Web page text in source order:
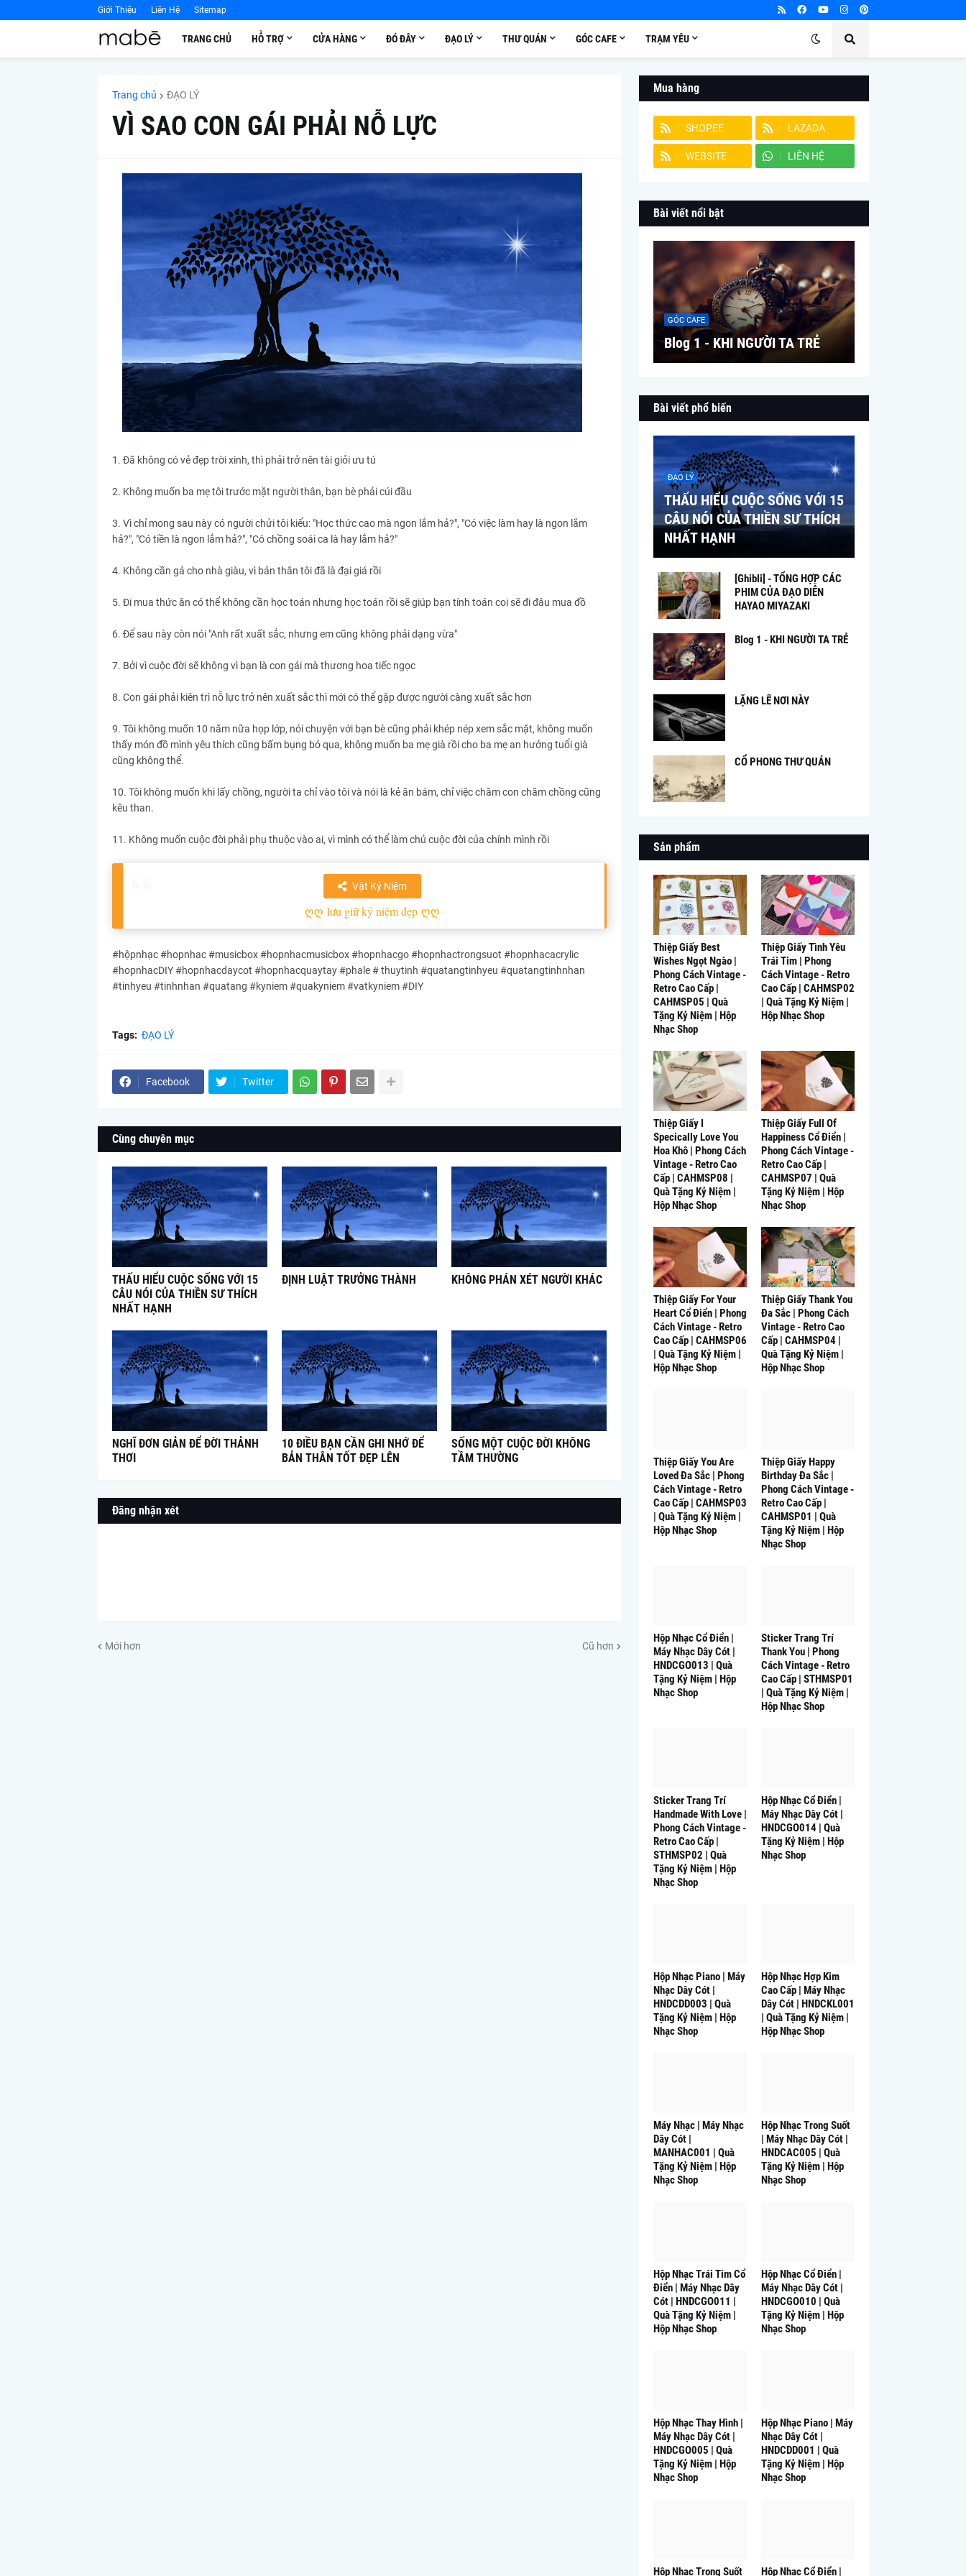
Giới Thiệu Liên Hệ Sitemap
TRANG CHỦ HỖ TRỢ CỬA HÀNG ĐÓ ĐÂY ĐẠO LÝ THƯ QUÁN GÓC CAFE TRẠM YÊU
Trang chủ ĐẠO LÝ
VÌ SAO CON GÁI PHẢI NỖ LỰC
1. Đã không có vẻ đẹp trời xinh, thì phải trở nên tài giỏi ưu tú
2. Không muốn ba mẹ tôi trước mặt người thân, bạn bè phải cúi đầu
3. Vì chỉ mong sau này có người chửi tôi kiểu: "Học thức cao mà ngon lắm hả?", "Có việc làm hay là ngon lắm
hả?", "Có tiền là ngon lắm hả?", "Có chồng soái ca là hay lắm hả?"
4. Không cần gả cho nhà giàu, vì bản thân tôi đã là đại giá rồi
5. Đi mua thức ăn có thể không cần học toán nhưng học toán rồi sẽ giúp bạn tính toán coi sẽ đi đâu mua đồ
6. Để sau này còn nói "Anh rất xuất sắc, nhưng em cũng không phải dạng vừa"
7. Bởi vì cuộc đời sẽ không vì bạn là con gái mà thương hoa tiếc ngọc
8. Con gái phải kiên trì nỗ lực trở nên xuất sắc thì mới có thể gặp được người càng xuất sắc hơn
9. Tôi không muốn 10 năm nữa họp lớp, nói chuyện với bạn bè cũng phải khép nép xem sắc mặt, không muốn
thấy món đồ mình yêu thích cũng bấm bụng bỏ qua, không muốn ba mẹ già rồi cho ba mẹ an hưởng tuổi già
cũng không thể.
10. Tôi không muốn khi lấy chồng, người ta chỉ vào tôi và nói là kẻ ăn bám, chỉ việc chăm con chăm chồng cũng
kêu than.
11. Không muốn cuộc đời phải phụ thuộc vào ai, vì mình có thể làm chủ cuộc đời của chính mình rồi
Vật Kỷ Niệm
ღღ lưu giữ kỷ niệm đẹp ღღ
#hộpnhạc #hopnhac #musicbox #hopnhacmusicbox #hopnhacgo #hopnhactrongsuot #hopnhacacrylic
#hopnhacDIY #hopnhacdaycot #hopnhacquaytay #phale # thuytinh #quatangtinhyeu #quatangtinhnhan
#tinhyeu #tinhnhan #quatang #kyniem #quakyniem #vatkyniem #DIY
Tags: ĐẠO LÝ
Facebook Twitter
Cùng chuyên mục
THẤU HIỂU CUỘC SỐNG VỚI 15
CÂU NÓI CỦA THIỀN SƯ THÍCH
NHẤT HẠNH
ĐỊNH LUẬT TRƯỞNG THÀNH KHÔNG PHÁN XÉT NGƯỜI KHÁC
NGHĨ ĐƠN GIẢN ĐỂ ĐỜI THẢNH
THƠI
10 ĐIỀU BẠN CẦN GHI NHỚ ĐỂ
BẢN THÂN TỐT ĐẸP LÊN
SỐNG MỘT CUỘC ĐỜI KHÔNG
TẦM THƯỜNG
Đăng nhận xét
Mới hơn Cũ hơn
Mua hàng
SHOPEE LAZADA
WEBSITE LIÊN HỆ
Bài viết nổi bật
GÓC CAFE
Blog 1 - KHI NGƯỜI TA TRẺ
Bài viết phổ biến
ĐẠO LÝ
THẤU HIỂU CUỘC SỐNG VỚI 15
CÂU NÓI CỦA THIỀN SƯ THÍCH
NHẤT HẠNH
[Ghibli] - TỔNG HỢP CÁC
PHIM CỦA ĐẠO DIỄN
HAYAO MIYAZAKI
Blog 1 - KHI NGƯỜI TA TRẺ
LẶNG LẼ NƠI NÀY
CỔ PHONG THƯ QUÁN
Sản phẩm
Thiệp Giấy Best
Wishes Ngọt Ngào |
Phong Cách Vintage -
Retro Cao Cấp |
CAHMSP05 | Quà
Tặng Kỷ Niệm | Hộp
Nhạc Shop
Thiệp Giấy Tình Yêu
Trái Tim | Phong
Cách Vintage - Retro
Cao Cấp | CAHMSP02
| Quà Tặng Kỷ Niệm |
Hộp Nhạc Shop
Thiệp Giấy I
Specically Love You
Hoa Khô | Phong Cách
Vintage - Retro Cao
Cấp | CAHMSP08 |
Quà Tặng Kỷ Niệm |
Hộp Nhạc Shop
Thiệp Giấy Full Of
Happiness Cổ Điển |
Phong Cách Vintage -
Retro Cao Cấp |
CAHMSP07 | Quà
Tặng Kỷ Niệm | Hộp
Nhạc Shop
Thiệp Giấy For Your
Heart Cổ Điển | Phong
Cách Vintage - Retro
Cao Cấp | CAHMSP06
| Quà Tặng Kỷ Niệm |
Hộp Nhạc Shop
Thiệp Giấy Thank You
Đa Sắc | Phong Cách
Vintage - Retro Cao
Cấp | CAHMSP04 |
Quà Tặng Kỷ Niệm |
Hộp Nhạc Shop
Thiệp Giấy You Are
Loved Đa Sắc | Phong
Cách Vintage - Retro
Cao Cấp | CAHMSP03
| Quà Tặng Kỷ Niệm |
Hộp Nhạc Shop
Thiệp Giấy Happy
Birthday Đa Sắc |
Phong Cách Vintage -
Retro Cao Cấp |
CAHMSP01 | Quà
Tặng Kỷ Niệm | Hộp
Nhạc Shop
Hộp Nhạc Cổ Điển |
Máy Nhạc Dây Cót |
HNDCGO013 | Quà
Tặng Kỷ Niệm | Hộp
Nhạc Shop
Sticker Trang Trí
Thank You | Phong
Cách Vintage - Retro
Cao Cấp | STHMSP01
| Quà Tặng Kỷ Niệm |
Hộp Nhạc Shop
Sticker Trang Trí
Handmade With Love |
Phong Cách Vintage -
Retro Cao Cấp |
STHMSP02 | Quà
Tặng Kỷ Niệm | Hộp
Nhạc Shop
Hộp Nhạc Cổ Điển |
Máy Nhạc Dây Cót |
HNDCGO014 | Quà
Tặng Kỷ Niệm | Hộp
Nhạc Shop
Hộp Nhạc Piano | Máy
Nhạc Dây Cót |
HNDCDD003 | Quà
Tặng Kỷ Niệm | Hộp
Nhạc Shop
Hộp Nhạc Hợp Kim
Cao Cấp | Máy Nhạc
Dây Cót | HNDCKL001
| Quà Tặng Kỷ Niệm |
Hộp Nhạc Shop
Máy Nhạc | Máy Nhạc
Dây Cót |
MANHAC001 | Quà
Tặng Kỷ Niệm | Hộp
Nhạc Shop
Hộp Nhạc Trong Suốt
| Máy Nhạc Dây Cót |
HNDCAC005 | Quà
Tặng Kỷ Niệm | Hộp
Nhạc Shop
Hộp Nhạc Trái Tim Cổ
Điển | Máy Nhạc Dây
Cót | HNDCGO011 |
Quà Tặng Kỷ Niệm |
Hộp Nhạc Shop
Hộp Nhạc Cổ Điển |
Máy Nhạc Dây Cót |
HNDCGO010 | Quà
Tặng Kỷ Niệm | Hộp
Nhạc Shop
Hộp Nhạc Thay Hình |
Máy Nhạc Dây Cót |
HNDCGO005 | Quà
Tặng Kỷ Niệm | Hộp
Nhạc Shop
Hộp Nhạc Piano | Máy
Nhạc Dây Cót |
HNDCDD001 | Quà
Tặng Kỷ Niệm | Hộp
Nhạc Shop
Hộp Nhạc Trong Suốt Hộp Nhạc Cổ Điển |